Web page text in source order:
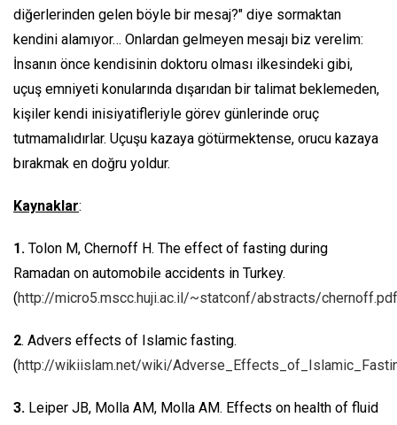
diğerlerinden gelen böyle bir mesaj?" diye sormaktan
kendini alamıyor… Onlardan gelmeyen mesajı biz verelim:
İnsanın önce kendisinin doktoru olması ilkesindeki gibi,
uçuş emniyeti konularında dışarıdan bir talimat beklemeden,
kişiler kendi inisiyatifleriyle görev günlerinde oruç
tutmamalıdırlar. Uçuşu kazaya götürmektense, orucu kazaya
bırakmak en doğru yoldur.
Kaynaklar:
1. Tolon M, Chernoff H. The effect of fasting during
Ramadan on automobile accidents in Turkey.
(http://micro5.mscc.huji.ac.il/~statconf/abstracts/chernoff.pdf
2. Advers effects of Islamic fasting.
(http://wikiislam.net/wiki/
3. Leiper JB, Molla AM, Molla AM. Effects on health of fluid